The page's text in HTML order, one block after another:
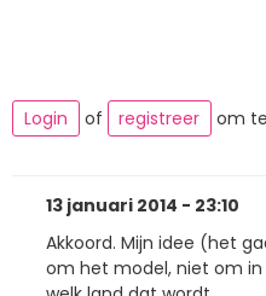
Login
of registreer om
13 januari 2014 - 23:10
Akkoord. Mijn idee (het
om het model, niet om in